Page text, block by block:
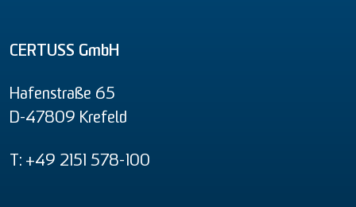
CERTUSS GmbH
Hafenstraße 65
D-47809 Krefeld
T: +49 2151 578-100